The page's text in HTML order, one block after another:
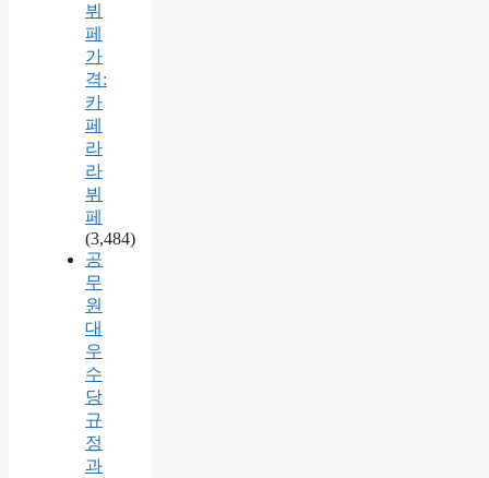
뷔
페
가
격:
카
페
라
라
뷔
페
(3,484)
공
무
원
대
우
수
당
규
정
과